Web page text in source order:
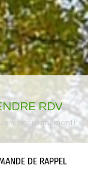
RDV
momentanément)
DE RAPPEL